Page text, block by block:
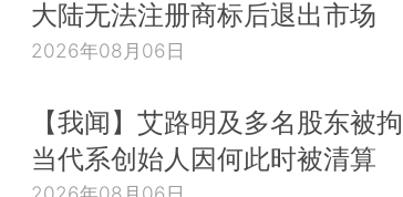
大陆无法注册商标后退出市场
2026年08月06日
【我闻】艾路明及多名股东被拘
当代系创始人因何此时被清算